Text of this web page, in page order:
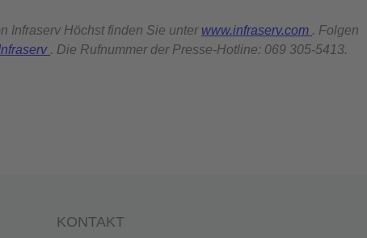
Infraserv Höchst finden Sie unter www.infraserv.com . Folgen
. Die Rufnummer der Presse-Hotline: 069 305-5413.
KONTAKT